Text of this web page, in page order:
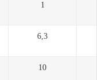
1
6,3
10